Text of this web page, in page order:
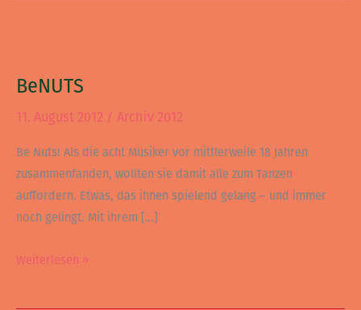
BeNUTS
11. August 2012 / Archiv 2012
Be Nuts! Als die acht Musiker vor mittlerweile 18 Jahren
zusammenfanden, wollten sie damit alle zum Tanzen
auffordern. Etwas, das ihnen spielend gelang – und immer
noch gelingt. Mit ihrem […]
Weiterlesen »